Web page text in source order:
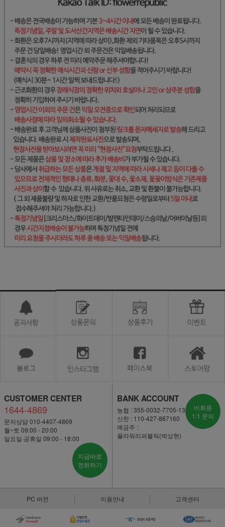
CUSTOMER CENTER
1644-4869
문자상담 010-4407-4869
월~토 09:00 - 20:00
일요일·공휴일 09:00 - 18:00
지금바로
전화하기
BANK ACCOUNT
농협 : 355-0032-7705-13
신한 : 110-427-887160
예금주 :
플라워리퍼블릭(박상현)
비회원
1:1 문의
PC 버전 이용안내 고객센터